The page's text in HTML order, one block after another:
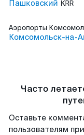
Пашковский KRR
Аэропорты
Комсомольск-на-
Часто
Оставьте
пользователям